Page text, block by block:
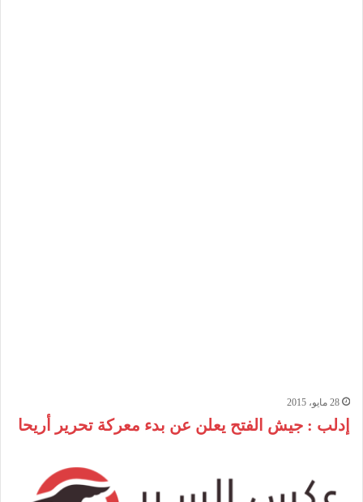
28 مايو، 2015
إدلب : جيش الفتح يعلن عن بدء معركة تحرير أريحا